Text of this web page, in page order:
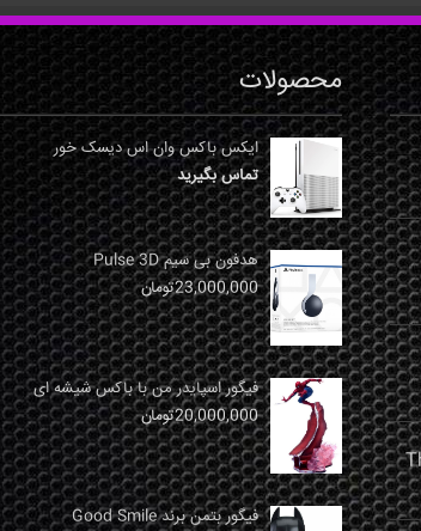
محصولات
ایکس باکس وان اس دیسک خور
تماس بگیرید
هدفون بی سیم Pulse 3D
23,000,000تومان
فیگور اسپایدر من با باکس شیشه ای
20,000,000تومان
فیگور بتمن برند Good Smile